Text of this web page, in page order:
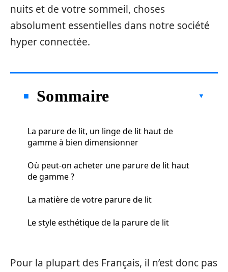
nuits et de votre sommeil, choses
absolument essentielles dans notre société
hyper connectée.
Sommaire
La parure de lit, un linge de lit haut de
gamme à bien dimensionner
Où peut-on acheter une parure de lit haut
de gamme ?
La matière de votre parure de lit
Le style esthétique de la parure de lit
Pour la plupart des Français, il n’est donc pas